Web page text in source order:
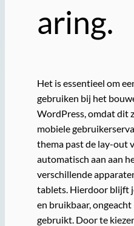
aring.
Het is essentieel om
gebruiken bij het
WordPress, omdat dit
mobiele
thema past de lay-out
automatisch aan aan
verschillende
tablets. Hierdoor blijft
en bruikbaar,
gebruikt. Door te